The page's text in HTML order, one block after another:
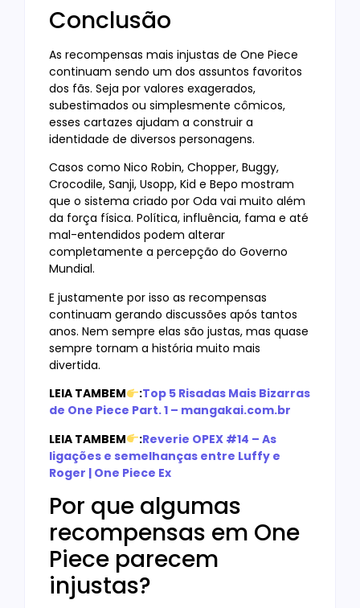
Conclusão
As recompensas mais injustas de One Piece
continuam sendo um dos assuntos favoritos
dos fãs. Seja por valores exagerados,
subestimados ou simplesmente cômicos,
esses cartazes ajudam a construir a
identidade de diversos personagens.
Casos como Nico Robin, Chopper, Buggy,
Crocodile, Sanji, Usopp, Kid e Bepo mostram
que o sistema criado por Oda vai muito além
da força física. Política, influência, fama e até
mal-entendidos podem alterar
completamente a percepção do Governo
Mundial.
E justamente por isso as recompensas
continuam gerando discussões após tantos
anos. Nem sempre elas são justas, mas quase
sempre tornam a história muito mais
divertida.
LEIA TAMBEM
:Top 5 Risadas Mais Bizarras
de One Piece Part. 1 – mangakai.com.br
LEIA TAMBEM
:Reverie OPEX #14 – As
ligações e semelhanças entre Luffy e
Roger | One Piece Ex
Por que algumas
recompensas em One
Piece parecem
injustas?